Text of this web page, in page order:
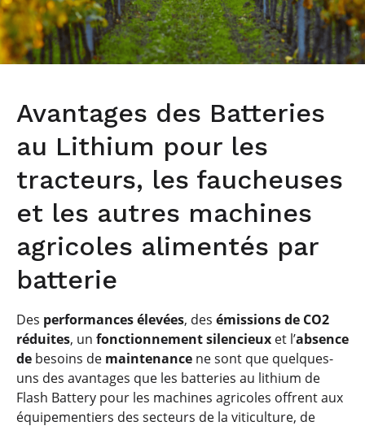
Avantages des Batteries
au Lithium pour les
tracteurs, les faucheuses
et les autres machines
agricoles alimentés par
batterie
Des performances élevées, des émissions de CO2
réduites, un fonctionnement silencieux et l’absence
de besoins de maintenance ne sont que quelques-
uns des avantages que les batteries au lithium de
Flash Battery pour les machines agricoles offrent aux
équipementiers des secteurs de la viticulture, de